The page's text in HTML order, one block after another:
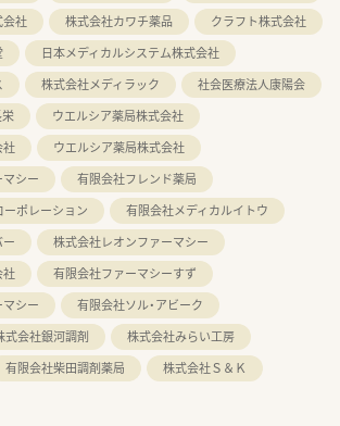
会社
株式会社カワチ薬品
クラフト株式会社
日本メディカルシステム株式会社
株式会社メディラック
社会医療法人康陽会
ウエルシア薬局株式会社
社
ウエルシア薬局株式会社
シー
有限会社フレンド薬局
ーポレーション
有限会社メディカルイトウ
株式会社レオンファーマシー
社
有限会社ファーマシーすず
シー
有限会社ソル・アビーク
式会社銀河調剤
株式会社みらい工房
有限会社柴田調剤薬局 株式会社Ｓ＆Ｋ